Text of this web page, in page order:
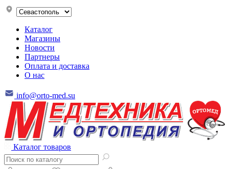
Каталог
Магазины
Новости
Партнеры
Оплата и доставка
О нас
info@orto-med.su
Каталог товаров